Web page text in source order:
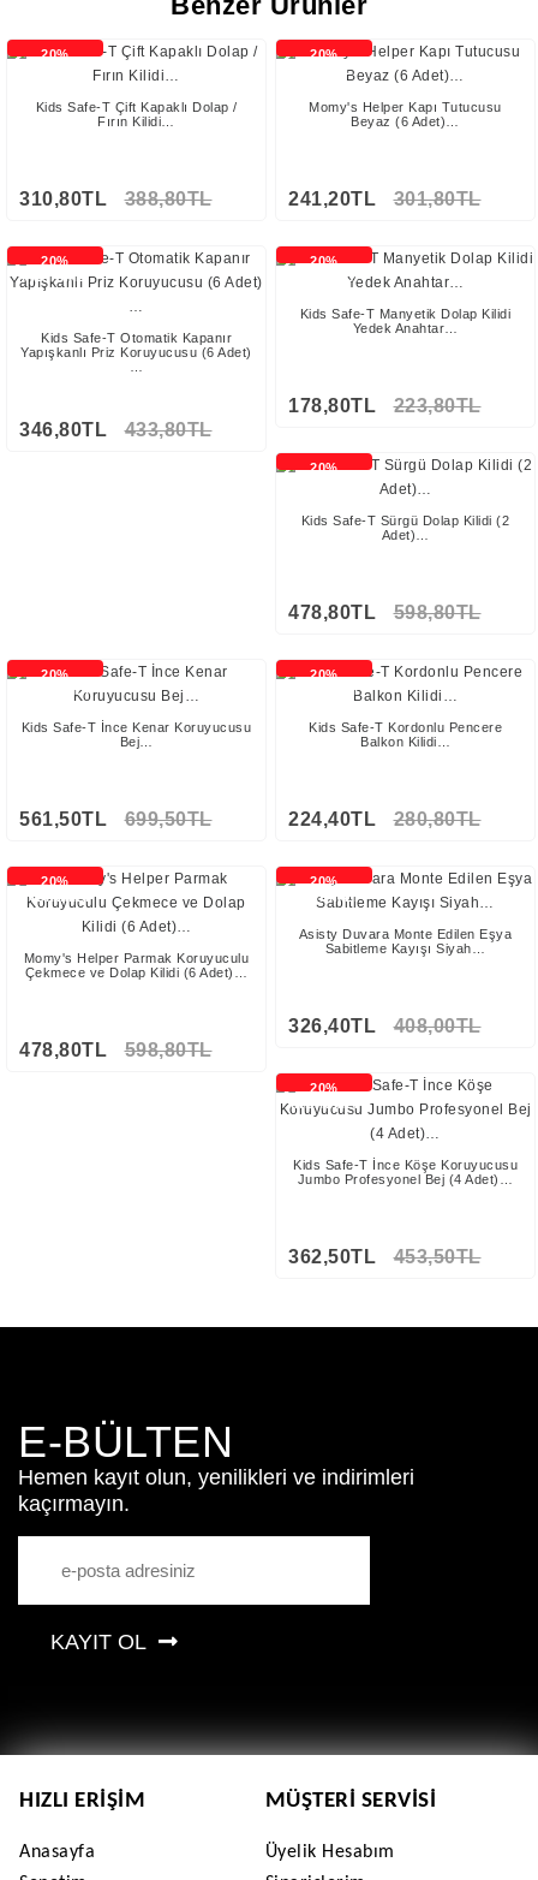
20%
Kids Safe-T Çift Kapaklı Dolap /
Fırın Kilidi…
310,80TL 388,80TL
20%
İNDİRİMLİ
Momy's Helper Kapı Tutucusu
Beyaz (6 Adet)…
241,20TL 301,80TL
20%
İNDİRİMLİ
Kids Safe-T Otomatik Kapanır
Yapışkanlı Priz Koruyucusu (6 Adet)
346,80TL 433,80TL
20%
İNDİRİMLİ
Kids Safe-T Manyetik Dolap Kilidi
Yedek Anahtar…
178,80TL 223,80TL
20%
Kids Safe-T Sürgü Dolap Kilidi (2
Adet)…
478,80TL 598,80TL
20%
İNDİRİMLİ
Kids Safe-T İnce Kenar Koruyucusu
Bej…
561,50TL 699,50TL
20%
İNDİRİMLİ
Kids Safe-T Kordonlu Pencere
Balkon Kilidi…
224,40TL 280,80TL
20%
İNDİRİMLİ
Momy's Helper Parmak Koruyuculu
Çekmece ve Dolap Kilidi (6 Adet)…
478,80TL 598,80TL
20%
İNDİRİMLİ
Asisty Duvara Monte Edilen Eşya
Sabitleme Kayışı Siyah…
326,40TL 408,00TL
20%
İNDİRİMLİ
Kids Safe-T İnce Köşe Koruyucusu
Jumbo Profesyonel Bej (4 Adet)…
362,50TL 453,50TL
E-BÜLTEN
Hemen kayıt olun, yenilikleri ve indirimleri
kaçırmayın.
KAYIT OL
HIZLI ERIŞIM
Anasayfa
MÜŞTERI SERVISI
Üyelik Hesabım